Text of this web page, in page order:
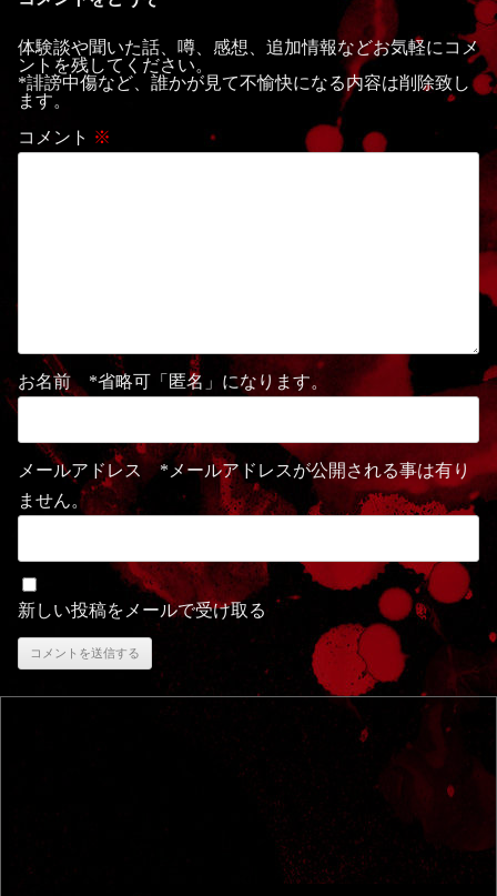
体験談や聞いた話、噂、感想、追加情報などお気軽にコメ
ントを残してください。
*誹謗中傷など、誰かが見て不愉快になる内容は削除致し
ます。
コメント ※
お名前 *省略可「匿名」になります。
メールアドレス *メールアドレスが公開される事は有り
ません。
新しい投稿をメールで受け取る